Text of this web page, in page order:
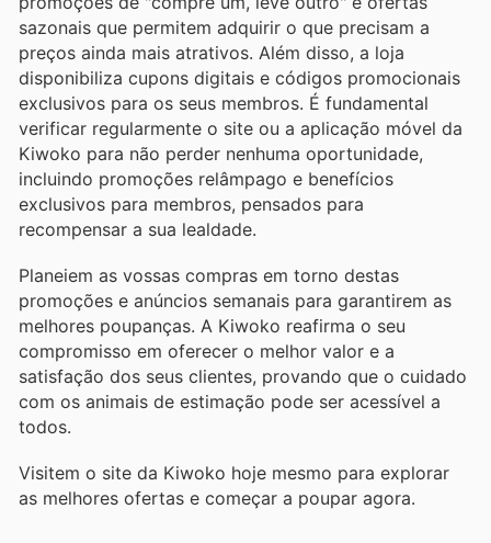
sazonais que permitem adquirir o que precisam a
preços ainda mais atrativos. Além disso, a loja
disponibiliza cupons digitais e códigos promocionais
exclusivos para os seus membros. É fundamental
verificar regularmente o site ou a aplicação móvel da
Kiwoko para não perder nenhuma oportunidade,
incluindo promoções relâmpago e benefícios
exclusivos para membros, pensados para
recompensar a sua lealdade.
Planeiem as vossas compras em torno destas
promoções e anúncios semanais para garantirem as
melhores poupanças. A Kiwoko reafirma o seu
compromisso em oferecer o melhor valor e a
satisfação dos seus clientes, provando que o cuidado
com os animais de estimação pode ser acessível a
todos.
Visitem o site da Kiwoko hoje mesmo para explorar
as melhores ofertas e começar a poupar agora.